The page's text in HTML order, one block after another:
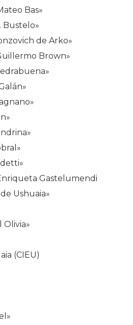
Bas»
Bustelo»
de Arko»
Brown»
Gastelumendi
Ushuaia»
Olivia»
(CIEU)